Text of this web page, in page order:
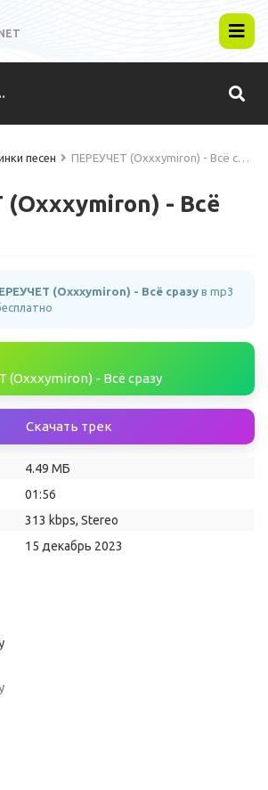
песен ПЕРЕУЧЕТ (Oxxxymiron) - Всё сразу
- Всё
(Oxxxymiron) - Всё сразу в mp3
(Oxxxymiron) - Всё сразу
Скачать трек
4.49 МБ
01:56
313 kbps, Stereo
15 декабрь 2023